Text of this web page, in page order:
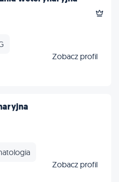
Zobacz profil
Zobacz profil